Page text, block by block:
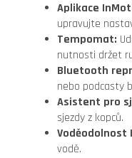
Aplikace
upravujte
Tempomat:
nutnosti držet
Bluetooth
nebo podcasty
Asistent pro
sjezdy z kopců.
Voděodolnost
vodě.